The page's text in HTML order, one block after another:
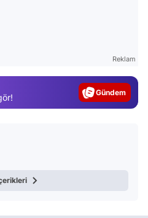
Reklam
Gündem